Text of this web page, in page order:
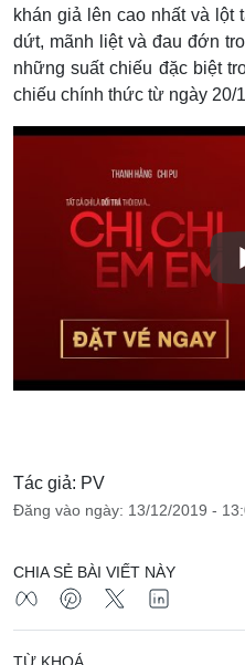
khán giả lên cao nhất và lột
dứt, mãnh liệt và đau đớn
những suất chiếu đặc biệt
chiếu chính thức từ ngày 20/
Tác giả: PV
Đăng vào ngày: 13/12/2019 -
CHIA SẺ BÀI VIẾT NÀY
TỪ KHOÁ